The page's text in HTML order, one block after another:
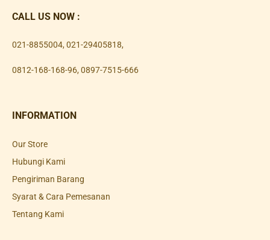
CALL US NOW :
021-8855004, 021-29405818,
0812-168-168-96, 0897-7515-666
INFORMATION
Our Store
Hubungi Kami
Pengiriman Barang
Syarat & Cara Pemesanan
Tentang Kami